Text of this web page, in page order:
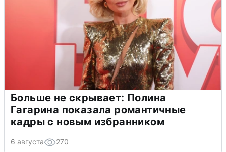
Больше не скрывает: Полина
Гагарина показала романтичные
кадры с новым избранником
6 августа 270